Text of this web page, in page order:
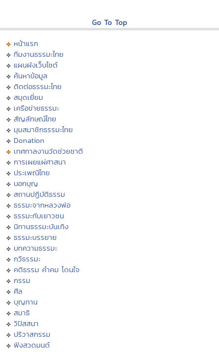
Go To Top
หน้าแรก
ทีมงานธรรมะไทย
แผนผังเว็บไซต์
ค้นหาข้อมูล
ติดต่อธรรมะไทย
สมุดเยี่ยม
เครือข่ายธรรมะ
สัญลักษณ์ไทย
มุมสมาชิกธรรมะไทย
Donation
เทศกาลงานวัดช่วยชาติ
การเผยแผ่ศาสนา
ประเพณีไทย
บอกบุญ
สถานปฏิบัติธรรม
ธรรมะจากหลวงพ่อ
ธรรมะกับเยาวชน
นิทานธรรมะบันเทิง
ธรรมะบรรยาย
บทความธรรมะ
กวีธรรมะ
คติธรรม คำคม โดนใจ
กรรม
ศีล
บุญทาน
สมาธิ
วิปัสสนา
ปริวาสกรรม
ฟังสวดมนต์